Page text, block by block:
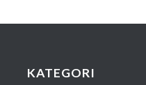
KATEGORI